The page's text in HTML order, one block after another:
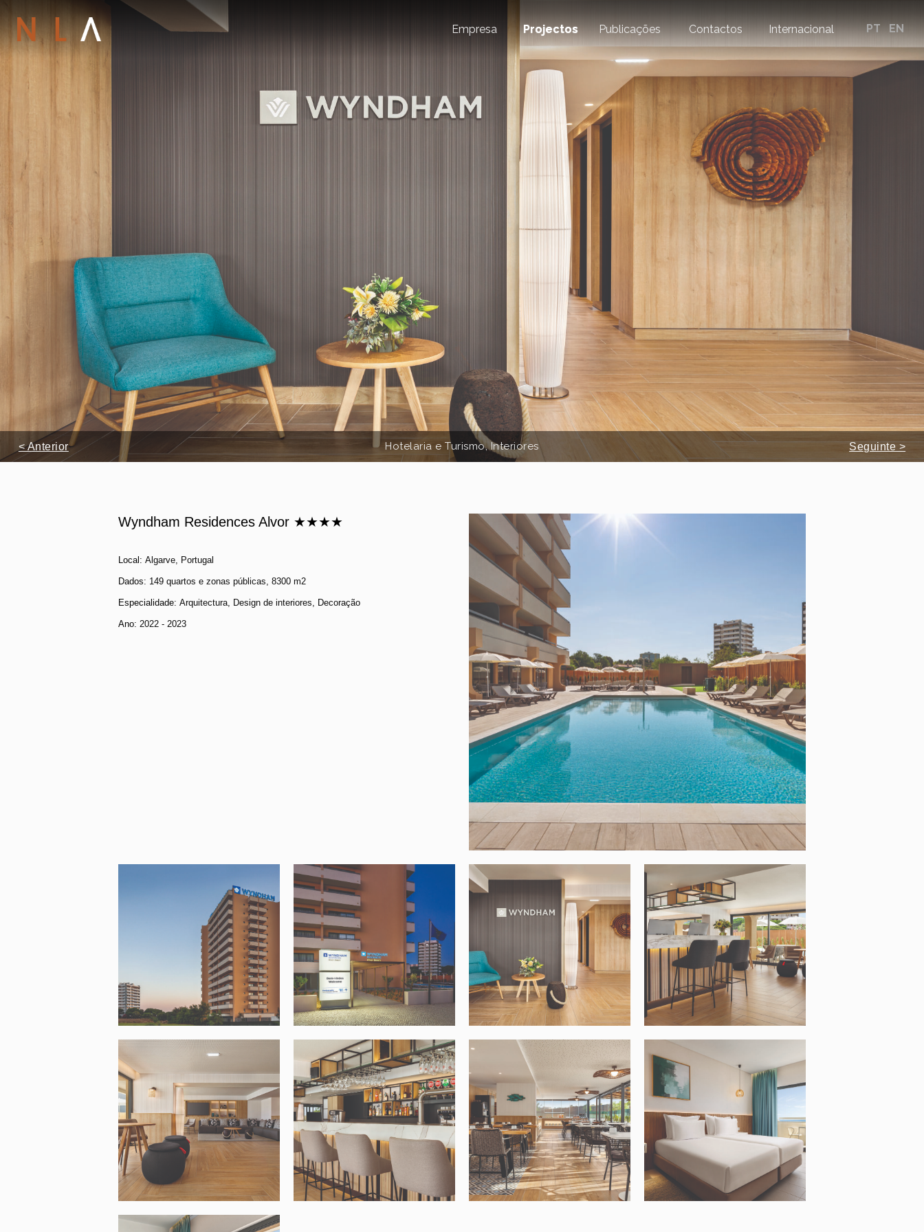
Empresa Projectos Publicações Contactos Internacional PT EN
< Anterior Seguinte >
Hotelaria e Turismo, Interiores
Wyndham Residences Alvor ★★★★
Local: Algarve, Portugal
Dados: 149 quartos e zonas públicas, 8300 m2
Especialidade: Arquitectura, Design de interiores, Decoração
Ano: 2022 - 2023